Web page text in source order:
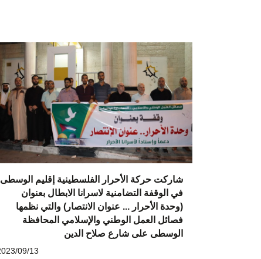
شاركت حركة الأحرار الفلسطينية إقليم الوسطى
في الوقفة التضامنية لاسرانا الابطال بعنوان
(وحدة الأحرار ... عنوان الانتصار) والتي نظمها
فصائل العمل الوطني والإسلامي المحافظة
الوسطى على شارع صلاح الدين